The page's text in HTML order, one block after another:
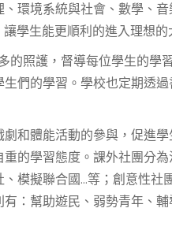
環境系統與社會、數學、
學生能更順利的進入理想的
的照護，督導每位學生的學
們的學習。學校也定期透
和體能活動的參與，促進
的學習態度。課外社團分
模擬聯合國...等；創意性
：幫助遊民、弱勢青年、輔